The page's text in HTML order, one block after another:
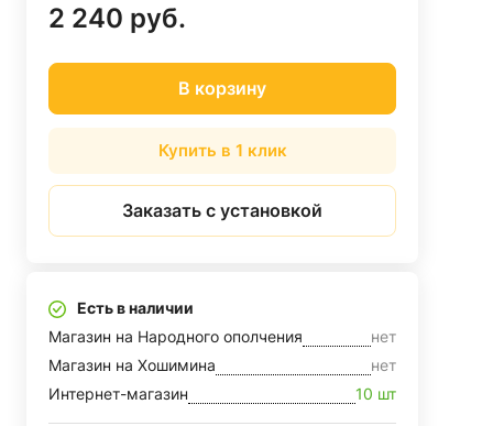
2 240 руб.
В корзину
Купить в 1 клик
Заказать с установкой
Есть в наличии
Магазин на Народного ополчения
нет
Магазин на Хошимина
нет
Интернет-магазин
10 шт